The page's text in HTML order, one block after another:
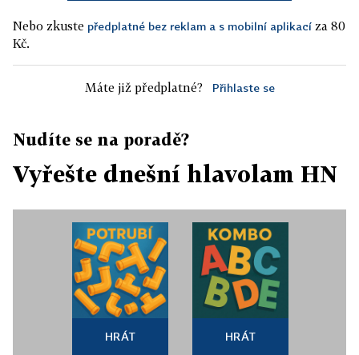
Nebo zkuste předplatné bez reklam a s mobilní aplikací za 80
Kč.
Máte již předplatné? Přihlaste se
Nudíte se na poradě?
Vyřešte dnešní hlavolam HN
HRÁT HRÁT